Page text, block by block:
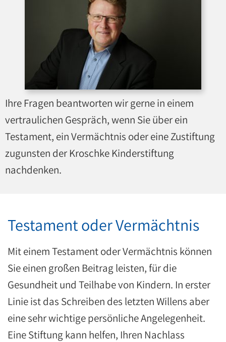
Ihre Fragen beantworten wir gerne in einem
vertraulichen Gespräch, wenn Sie über ein
Testament, ein Vermächtnis oder eine Zustiftung
zugunsten der Kroschke Kinderstiftung
nachdenken.
Testament oder Vermächtnis
Mit einem Testament oder Vermächtnis können
Sie einen großen Beitrag leisten, für die
Gesundheit und Teilhabe von Kindern. In erster
Linie ist das Schreiben des letzten Willens aber
eine sehr wichtige persönliche Angelegenheit.
Eine Stiftung kann helfen, Ihren Nachlass